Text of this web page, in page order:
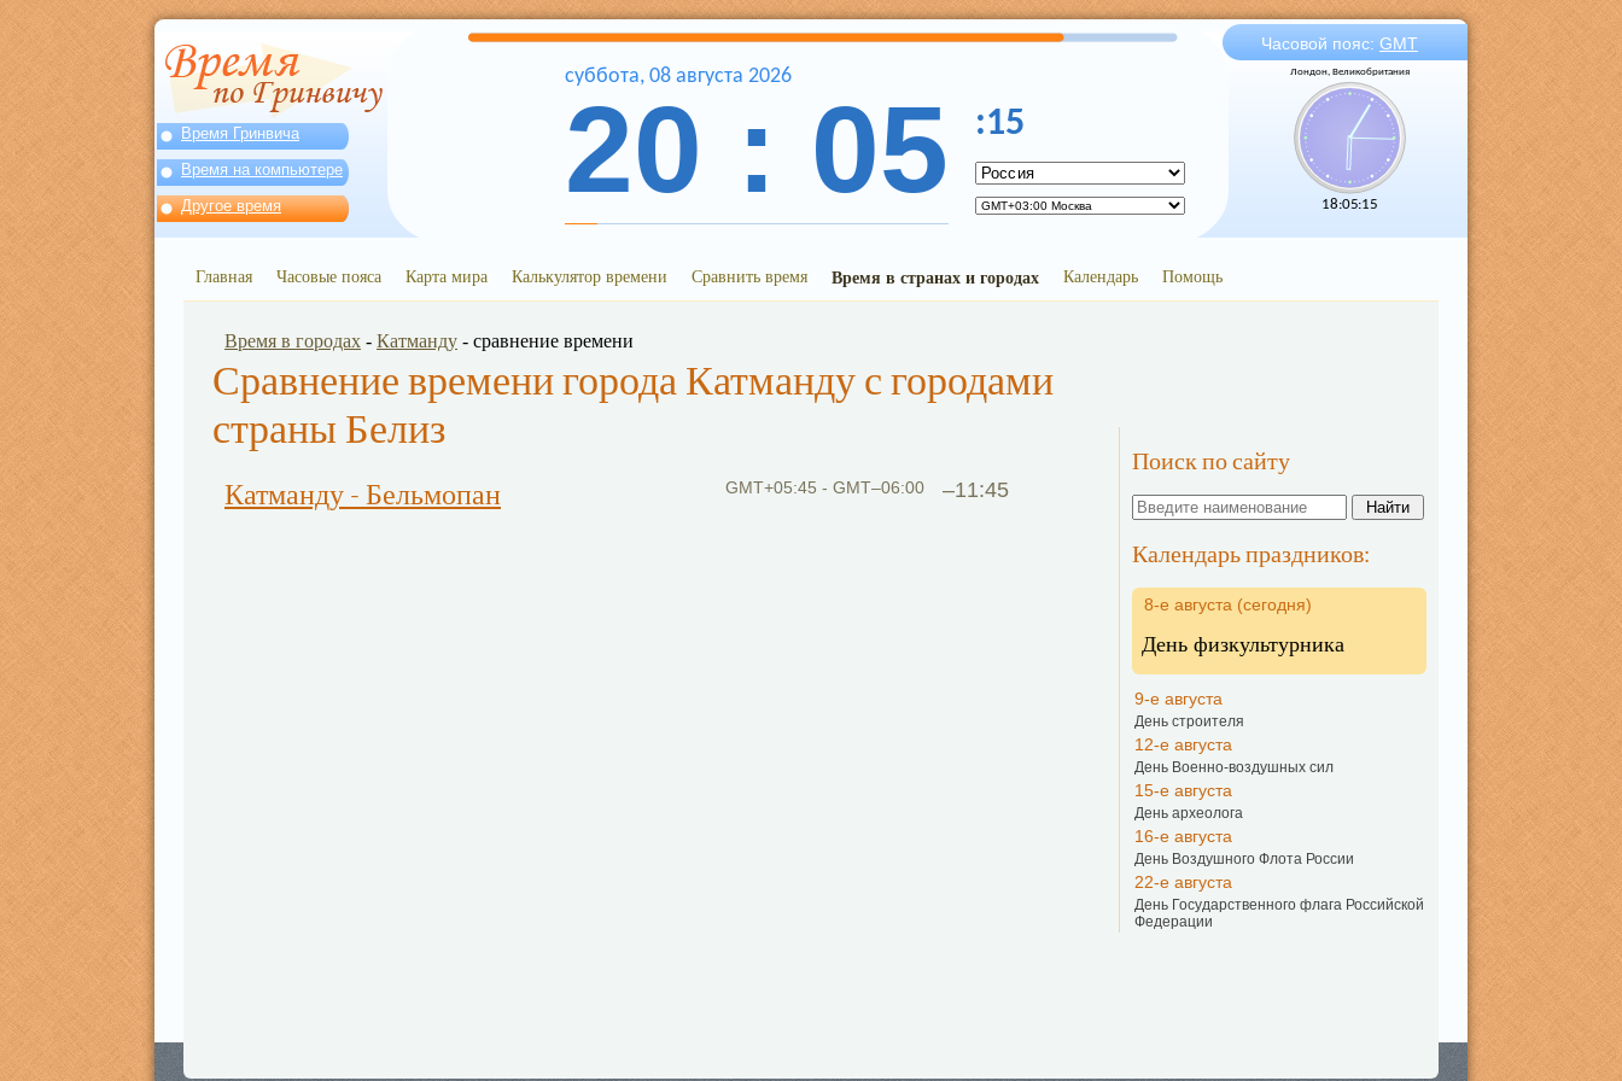
Время Гринвича
Время на компьютере
Другое время
Часовой пояс: GMT
Лондон, Великобритания
18:05:15
суббота, 08 августа 2026
20 : 05 :15
Главная Часовые пояса Карта мира Калькулятор времени Сравнить время Время в странах и городах Календарь Помощь
Поиск по сайту
Календарь праздников:
8-е августа (сегодня)
День физкультурника
9-е августа
День строителя
12-е августа
День Военно-воздушных сил
15-е августа
День археолога
16-е августа
День Воздушного Флота России
22-е августа
День Государственного флага Российской
Федерации
Время в городах - Катманду - сравнение времени
Сравнение времени города Катманду с городами
страны Белиз
–11:45
GMT+05:45 - GMT–06:00
Катманду - Бельмопан